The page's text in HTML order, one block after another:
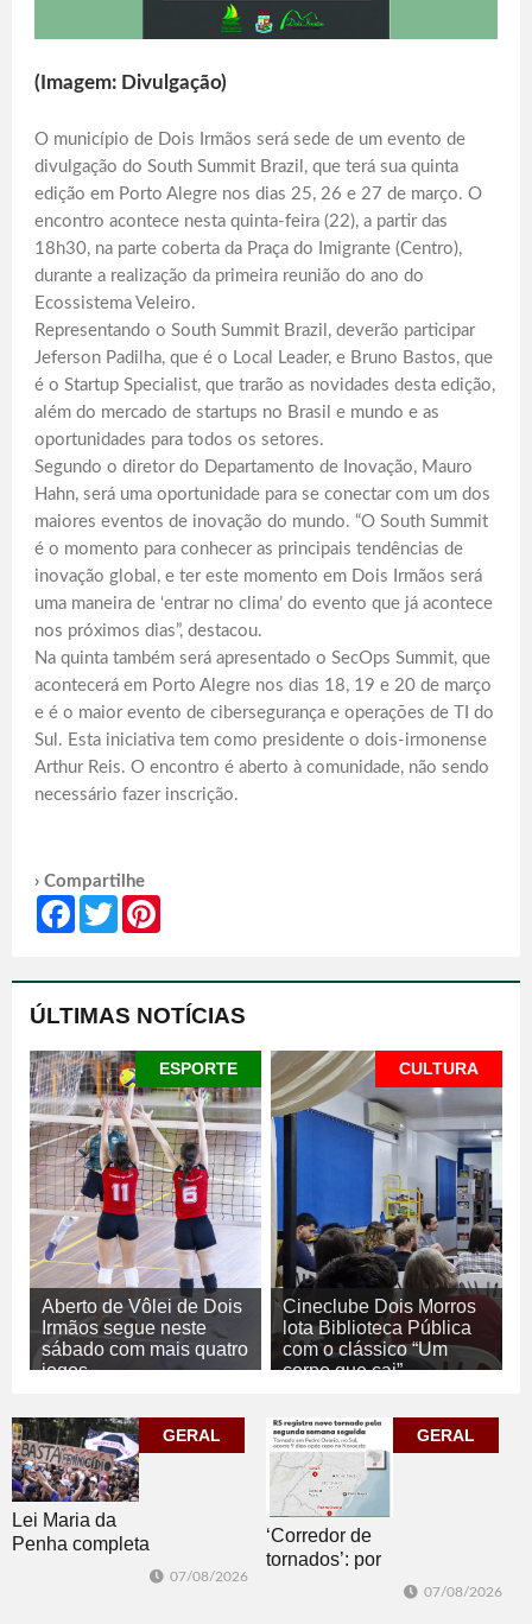
(Imagem: Divulgação)
O município de Dois Irmãos será sede de um evento de
divulgação do South Summit Brazil, que terá sua quinta
edição em Porto Alegre nos dias 25, 26 e 27 de março. O
encontro acontece nesta quinta-feira (22), a partir das
18h30, na parte coberta da Praça do Imigrante (Centro),
durante a realização da primeira reunião do ano do
Ecossistema Veleiro.
Representando o South Summit Brazil, deverão participar
Jeferson Padilha, que é o Local Leader, e Bruno Bastos, que
é o Startup Specialist, que trarão as novidades desta edição,
além do mercado de startups no Brasil e mundo e as
oportunidades para todos os setores.
Segundo o diretor do Departamento de Inovação, Mauro
Hahn, será uma oportunidade para se conectar com um dos
maiores eventos de inovação do mundo. “O South Summit
é o momento para conhecer as principais tendências de
inovação global, e ter este momento em Dois Irmãos será
uma maneira de ‘entrar no clima’ do evento que já acontece
nos próximos dias”, destacou.
Na quinta também será apresentado o SecOps Summit, que
acontecerá em Porto Alegre nos dias 18, 19 e 20 de março
e é o maior evento de cibersegurança e operações de TI do
Sul. Esta iniciativa tem como presidente o dois-irmonense
Arthur Reis. O encontro é aberto à comunidade, não sendo
necessário fazer inscrição.
› Compartilhe
Facebook
Twitter
ÚLTIMAS NOTÍCIAS
ESPORTE
Aberto de Vôlei de Dois
Irmãos segue neste
sábado com mais quatro
jogos
ESPORTE
CULTURA
Cineclube Dois Morros
lota Biblioteca Pública
com o clássico “Um
corpo que cai”
GERAL
Lei Maria da
Penha completa
07/08/2026
GERAL
‘Corredor de
tornados’: por
07/08/2026